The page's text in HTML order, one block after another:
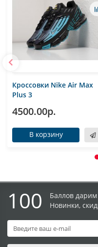
Кроссовки Nike Air Max
Plus 3
4500.00р.
В корзину
100
Баллов
Новинки,